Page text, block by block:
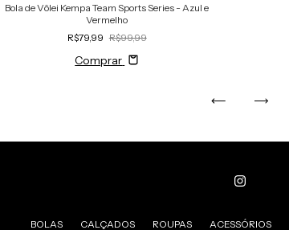
Bola de Vôlei Kempa Team Sports Series - Azul e
Vermelho
R$79,99 R$99,99
Comprar
BOLAS CALÇADOS ROUPAS ACESSÓRIOS